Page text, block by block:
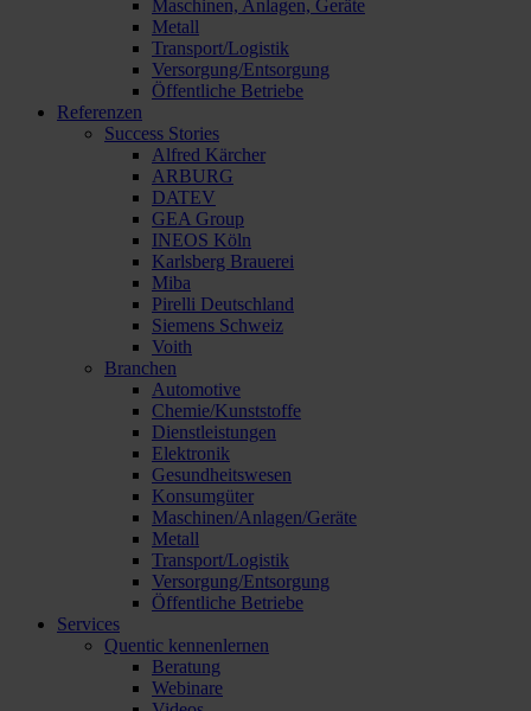
Maschinen, Anlagen, Geräte
Metall
Transport/Logistik
Versorgung/Entsorgung
Öffentliche Betriebe
Referenzen
Success Stories
Alfred Kärcher
ARBURG
DATEV
GEA Group
INEOS Köln
Karlsberg Brauerei
Miba
Pirelli Deutschland
Siemens Schweiz
Voith
Branchen
Automotive
Chemie/Kunststoffe
Dienstleistungen
Elektronik
Gesundheitswesen
Konsumgüter
Maschinen/Anlagen/Geräte
Metall
Transport/Logistik
Versorgung/Entsorgung
Öffentliche Betriebe
Services
Quentic kennenlernen
Beratung
Webinare